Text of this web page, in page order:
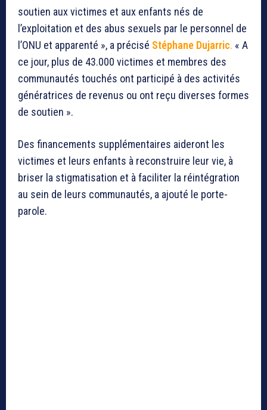
soutien aux victimes et aux enfants nés de
l’exploitation et des abus sexuels par le personnel de
l’ONU et apparenté », a précisé Stéphane Dujarric. « A
ce jour, plus de 43.000 victimes et membres des
communautés touchés ont participé à des activités
génératrices de revenus ou ont reçu diverses formes
de soutien ».
Des financements supplémentaires aideront les
victimes et leurs enfants à reconstruire leur vie, à
briser la stigmatisation et à faciliter la réintégration
au sein de leurs communautés, a ajouté le porte-
parole.